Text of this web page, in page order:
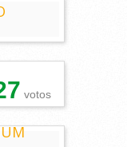
votos